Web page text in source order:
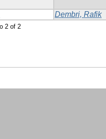
Dembri, Rafik
2 of 2